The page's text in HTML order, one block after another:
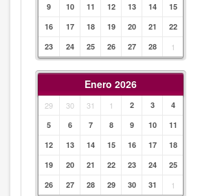
9
10 11 12 13 14
15
16
17 18 19 20 21
22
23
24 25 26 27 28 1
Enero 2026
29 30 31 1 2 3
4
5
6 7 8 9 10
11
12
13 14 15 16 17
18
19
20 21 22 23 24
25
26
27 28 29 30 31 1